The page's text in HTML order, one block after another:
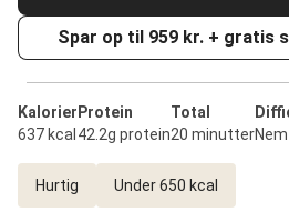
Spar op til 959 kr. + gratis
Kalorier
637 kcal
Protein
42.2g protein
Total
20 minutter
Hurtig Under 650 kcal